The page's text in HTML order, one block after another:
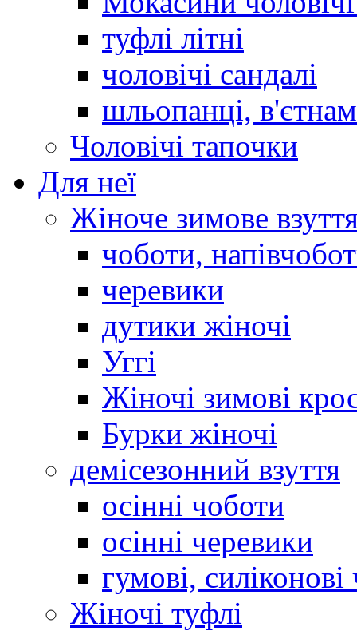
туфлі літні
чоловічі сандалі
шльопанці,
Чоловічі тапочки
Для неї
Жіноче зимове
чоботи,
черевики
дутики жіночі
Уггі
Жіночі зимові
Бурки жіночі
демісезонний взуття
осінні чоботи
осінні черевики
гумові,
Жіночі туфлі